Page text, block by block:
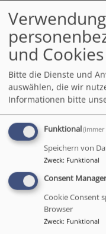
Satz und Layout
Werner Schubert
Tannenstraße 2
95496 Glashütten
E-Mail:
Veranstaltungen
Dieter Jenß, Hartmut
Konten der
und Cookies
Bitte die Dienste und
auswählen, die wir
Informationen bitte
Funktional
Speichern von
Zweck: Funktional
Consent Manager
Cookie Consent
Browser
Zweck: Funktional